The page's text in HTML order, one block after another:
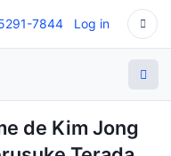
7844 Log in
de Kim Jong